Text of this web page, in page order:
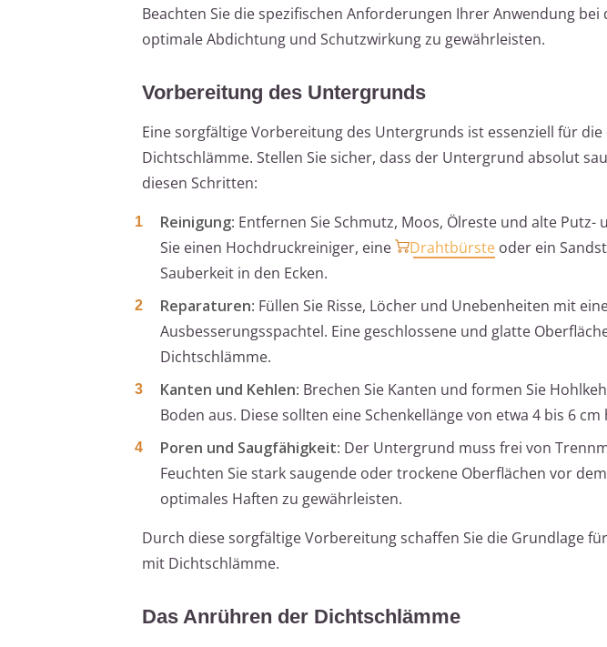
Beachten Sie die spezifischen Anforderungen Ihrer Anwendung
optimale Abdichtung und Schutzwirkung zu gewährleisten.
Vorbereitung des Untergrunds
Eine sorgfältige Vorbereitung des Untergrunds ist essenziell für
Dichtschlämme. Stellen Sie sicher, dass der Untergrund absolut
diesen Schritten:
Reinigung: Entfernen Sie Schmutz, Moos, Ölreste und alte
Sie einen Hochdruckreiniger, eine
Drahtbürste oder ein
Sauberkeit in den Ecken.
Reparaturen: Füllen Sie Risse, Löcher und Unebenheiten mit
Ausbesserungsspachtel. Eine geschlossene und glatte
Dichtschlämme.
Kanten und Kehlen: Brechen Sie Kanten und formen Sie
Boden aus. Diese sollten eine Schenkellänge von etwa 4 bis 6 cm
Poren und Saugfähigkeit: Der Untergrund muss frei von
Feuchten Sie stark saugende oder trockene Oberflächen vor
optimales Haften zu gewährleisten.
Durch diese sorgfältige Vorbereitung schaffen Sie die Grundlage
mit Dichtschlämme.
Das Anrühren der Dichtschlämme